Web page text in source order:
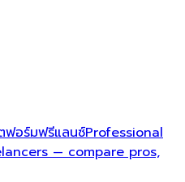
อร์มฟรีแลนซ์Professional
— compare pros,